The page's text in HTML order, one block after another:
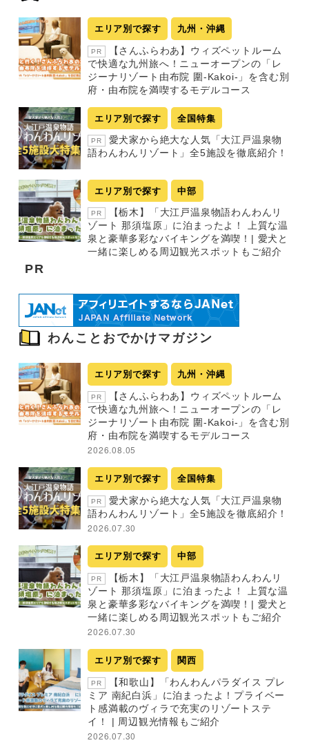
エリア別で探す 九州・沖縄
PR
【さんふらわあ】ウィズペットルーム
で快適な九州旅へ！ニューオープンの「レ
ジーナリゾート由布院 圍-Kakoi-」を含む別
府・由布院を満喫するモデルコース
エリア別で探す 全国特集
PR
愛犬家から絶大な人気「大江戸温泉物
語わんわんリゾート」全5施設を徹底紹介！
エリア別で探す 中部
PR
【栃木】「大江戸温泉物語わんわんリ
ゾート 那須塩原」に泊まったよ！ 上質な温
泉と豪華多彩なバイキングを満喫！| 愛犬と
一緒に楽しめる周辺観光スポットもご紹介
PR
わんことおでかけマガジン
エリア別で探す 九州・沖縄
PR
【さんふらわあ】ウィズペットルーム
で快適な九州旅へ！ニューオープンの「レ
ジーナリゾート由布院 圍-Kakoi-」を含む別
府・由布院を満喫するモデルコース
2026.08.05
エリア別で探す 全国特集
PR
愛犬家から絶大な人気「大江戸温泉物
語わんわんリゾート」全5施設を徹底紹介！
2026.07.30
エリア別で探す 中部
PR
【栃木】「大江戸温泉物語わんわんリ
ゾート 那須塩原」に泊まったよ！ 上質な温
泉と豪華多彩なバイキングを満喫！| 愛犬と
一緒に楽しめる周辺観光スポットもご紹介
2026.07.30
エリア別で探す 関西
PR
【和歌山】「わんわんパラダイス プレ
ミア 南紀白浜」に泊まったよ！プライベー
ト感満載のヴィラで充実のリゾートステ
イ！ | 周辺観光情報もご紹介
2026.07.30